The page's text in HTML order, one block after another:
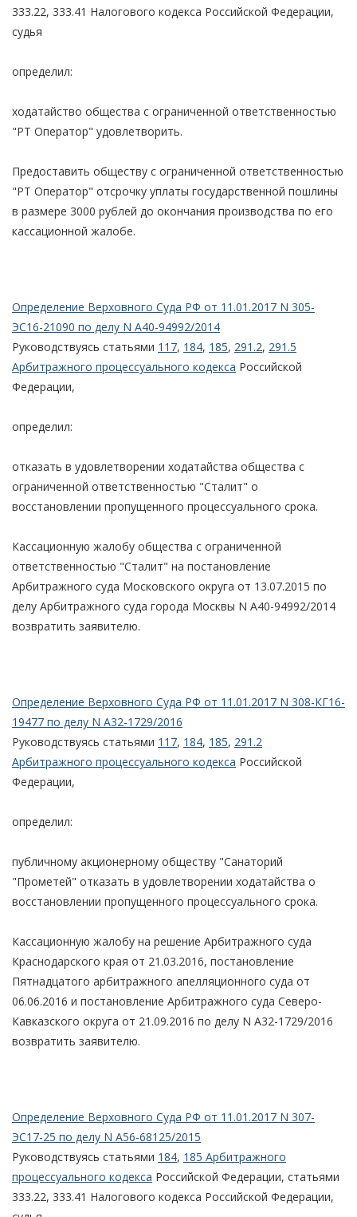
333.22, 333.41 Налогового кодекса Российской Федерации,
судья
определил:
ходатайство общества с ограниченной ответственностью
"РТ Оператор" удовлетворить.
Предоставить обществу с ограниченной ответственностью
"РТ Оператор" отсрочку уплаты государственной пошлины
в размере 3000 рублей до окончания производства по его
кассационной жалобе.
Определение Верховного Суда РФ от 11.01.2017 N 305-
ЭС16-21090 по делу N А40-94992/2014
Руководствуясь статьями 117, 184, 185, 291.2, 291.5
Арбитражного процессуального кодекса Российской
Федерации,
определил:
отказать в удовлетворении ходатайства общества с
ограниченной ответственностью "Сталит" о
восстановлении пропущенного процессуального срока.
Кассационную жалобу общества с ограниченной
ответственностью "Сталит" на постановление
Арбитражного суда Московского округа от 13.07.2015 по
делу Арбитражного суда города Москвы N А40-94992/2014
возвратить заявителю.
Определение Верховного Суда РФ от 11.01.2017 N 308-КГ16-
19477 по делу N А32-1729/2016
Руководствуясь статьями 117, 184, 185, 291.2
Арбитражного процессуального кодекса Российской
Федерации,
определил:
публичному акционерному обществу "Санаторий
"Прометей" отказать в удовлетворении ходатайства о
восстановлении пропущенного процессуального срока.
Кассационную жалобу на решение Арбитражного суда
Краснодарского края от 21.03.2016, постановление
Пятнадцатого арбитражного апелляционного суда от
06.06.2016 и постановление Арбитражного суда Северо-
Кавказского округа от 21.09.2016 по делу N А32-1729/2016
возвратить заявителю.
Определение Верховного Суда РФ от 11.01.2017 N 307-
ЭС17-25 по делу N А56-68125/2015
Руководствуясь статьями 184, 185 Арбитражного
процессуального кодекса Российской Федерации, статьями
333.22, 333.41 Налогового кодекса Российской Федерации,